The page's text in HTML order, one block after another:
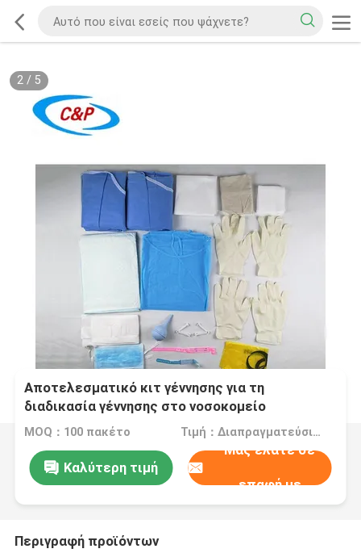
2/ 5
Αποτελεσματικό κιτ γέννησης για τη
διαδικασία γέννησης στο νοσοκομείο
MOQ：100 πακέτο Τιμή：Διαπραγματεύσιμα
Καλύτερη τιμή
Μας ελάτε σε
επαφή με
Περιγραφή προϊόντων